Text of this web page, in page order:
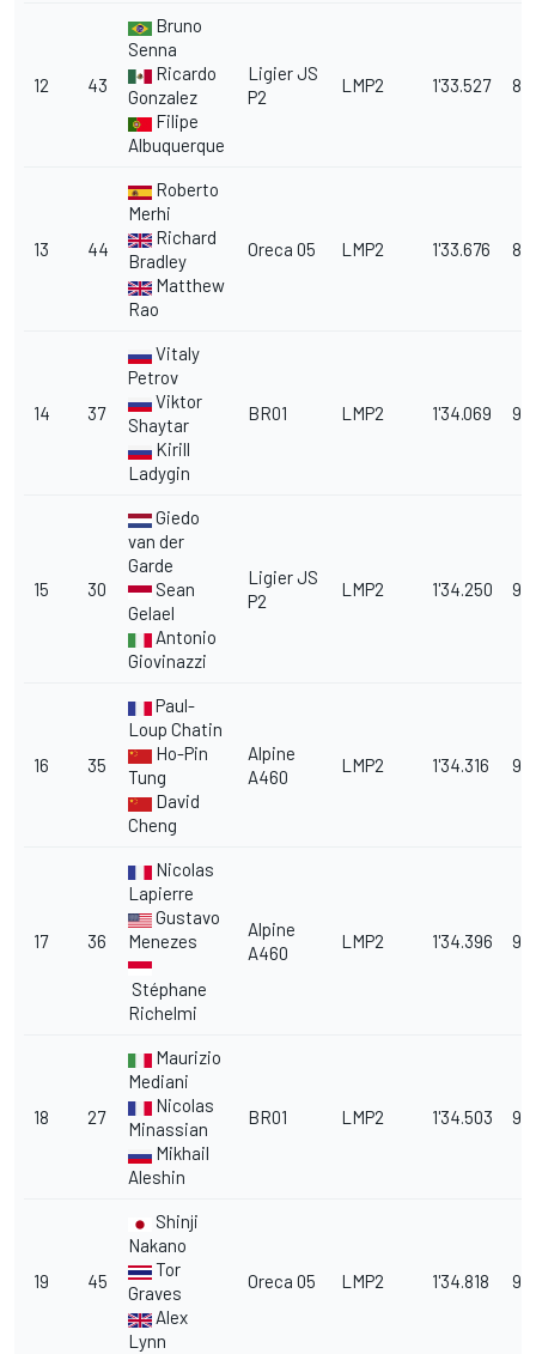
12 43
Bruno
Senna
Ricardo
Gonzalez
Filipe
Albuquerque
Ligier JS
P2
LMP2 1'33.527
13 44
Roberto
Merhi
Richard
Bradley
Matthew
Rao
Oreca 05 LMP2 1'33.676
14 37
Vitaly
Petrov
Viktor
Shaytar
Kirill
Ladygin
BR01 LMP2 1'34.069
15 30
Giedo
van der
Garde
Sean
Gelael
Antonio
Giovinazzi
Ligier JS
P2
LMP2 1'34.250
16 35
Paul-
Loup Chatin
Ho-Pin
Tung
David
Cheng
Alpine
A460
LMP2 1'34.316
17 36
Nicolas
Lapierre
Gustavo
Menezes
Stéphane
Richelmi
Alpine
A460
LMP2 1'34.396
18 27
Maurizio
Mediani
Nicolas
Minassian
Mikhail
Aleshin
BR01 LMP2 1'34.503
19 45
Shinji
Nakano
Tor
Graves
Alex
Lynn
Oreca 05 LMP2 1'34.818